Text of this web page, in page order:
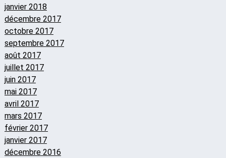
janvier 2018
décembre 2017
octobre 2017
septembre 2017
août 2017
juillet 2017
juin 2017
mai 2017
avril 2017
mars 2017
février 2017
janvier 2017
décembre 2016